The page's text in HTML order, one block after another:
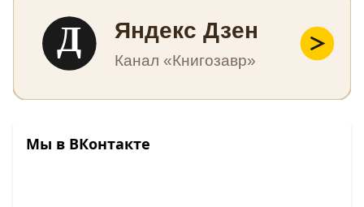
Д Яндекс Дзен
Канал «Книгозавр»
Мы в ВКонтакте